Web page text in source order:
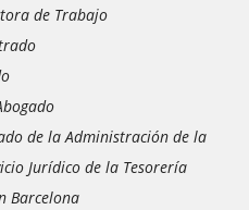
de Trabajo
de la Administración de la
Jurídico de la Tesorería
Barcelona